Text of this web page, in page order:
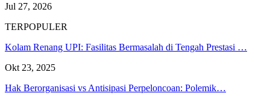
Jul 27, 2026
TERPOPULER
Kolam Renang UPI: Fasilitas Bermasalah di Tengah Prestasi …
Okt 23, 2025
Hak Berorganisasi vs Antisipasi Perpeloncoan: Polemik…